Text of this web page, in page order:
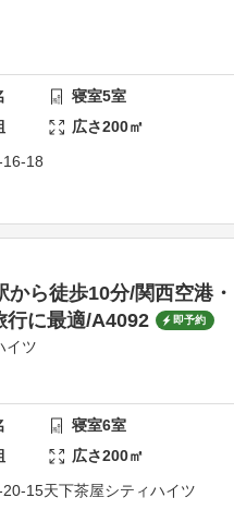
寝室5室
広さ200㎡
18
から徒歩10分/関西空港・
行に最適/A4092
即予約
イツ
寝室6室
広さ200㎡
20-15天下茶屋シティハイツ